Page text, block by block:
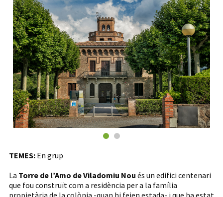
TEMES:En grup
La Torre de l’Amo de Viladomiu Nou és un edifici centenari
que fou construït com a residència per a la família